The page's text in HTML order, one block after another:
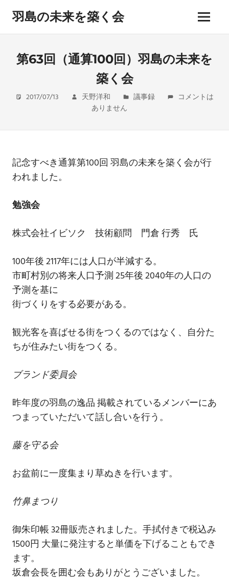
テ
羽島の未来を築く会
hashima
kizukukai
メ
ニ
ー
第63回（通算100回）羽島の未来を
築く会
2017/07/13 天野洋和 議事録
コメントは
ありません
記念すべき通算第100回 羽島の未来を築く会が行
われました。
勉強会
株式会社イビソク 技術顧問 門倉 行秀 氏
100年後 2117年には人口が半減する。
市町村別の将来人口予測 25年後 2040年の人口の
予測を基に
街づくりをする必要がある。
観光客を喜ばせる街をつくるのではなく、自分た
ちが住みたい街をつくる。
ブランド委員会
昨年度の羽島の逸品 掲載されているメンバーにあ
つまっていただいて話し合いを行う。
藤を守る会
お盆前に一度集まり草ぬきを行います。
竹鼻まつり
御朱印帳 32冊販売されました。手拭付きで税込み
1500円 大量に発注すると単価を下げることもでき
ます。
坂倉会長を囲む会もありがとうございました。